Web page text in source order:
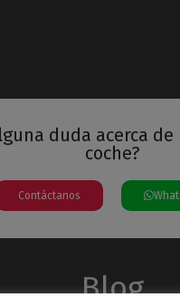
duda acerca
coche?
Contáctanos
Blog